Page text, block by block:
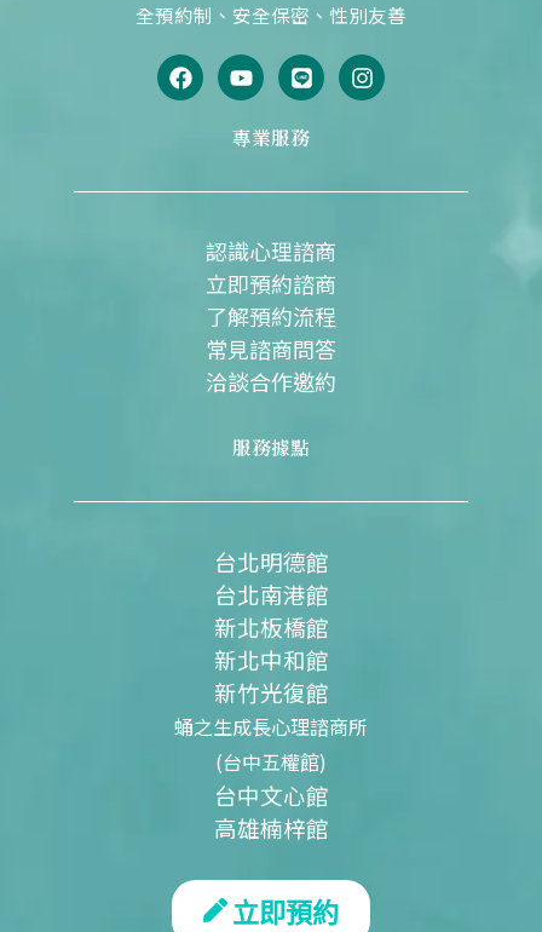
全預約制、安全保密、性別友善
F
a
c
o
Y
o
u
t
u
e
L
i
n
e
I
n
s
r
專業服務
認識心理諮商
立即預約諮商
了解預約流程
常見諮商問答
洽談合作邀約
服務據點
台北明德館
台北南港館
新北板橋館
新北中和館
新竹光復館
蛹之生成長心理諮商所
(台中五權館)
台中文心館
高雄楠梓館
立即預約